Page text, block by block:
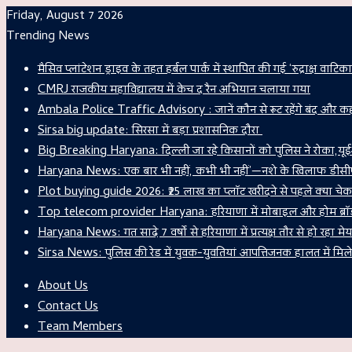
Friday, August 7 2026
Trending News
मैसिव प्लांटेशन ड्राइव के तहत हर्बल पार्क में स्थापित की गई ‘रुद्राक्ष
CMRJ राजकीय महाविद्यालय में केच द रैन अभियान चलाया गया
Ambala Police Traffic Advisory : जानें कौन से रूट रहेंगे बंद और
Sirsa big update: सिरसा में बड़ा प्रशासनिक दौरा
Big Breaking Haryana: दिल्ली जा रहे किसानों को पुलिस ने
Haryana News: एक बार भी नहीं, कभी भी नहीं’—नशे के खिलाफ
​Plot buying guide 2026: ₹25 लाख का प्लॉट खरीदने से पहले क्या
Top telecom provider Haryana: हरियाणा में मोबाइल और होम
Haryana News: गत साढे़ 7 वर्षों से हरियाणा में प्रत्यक्ष तौर से हो रहा‌
Sirsa News: पुलिस की रेड में युवक-युवतियां आपत्तिजनक हालत में
About Us
Contact Us
Team Members